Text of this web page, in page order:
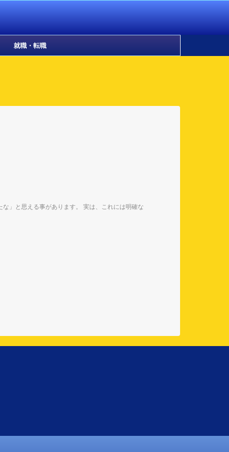
就職・転職
」と思える事があります。 実は、これには明確な